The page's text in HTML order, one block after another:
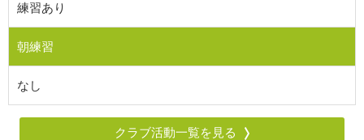
練習あり
朝練習
なし
クラブ活動一覧を見る